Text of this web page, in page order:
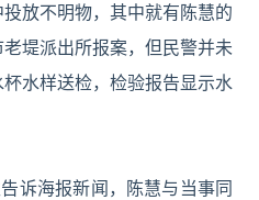
放不明物，其中就有陈慧的
堤派出所报案，但民警并未
水样送检，检验报告显示水
诉海报新闻，陈慧与当事同